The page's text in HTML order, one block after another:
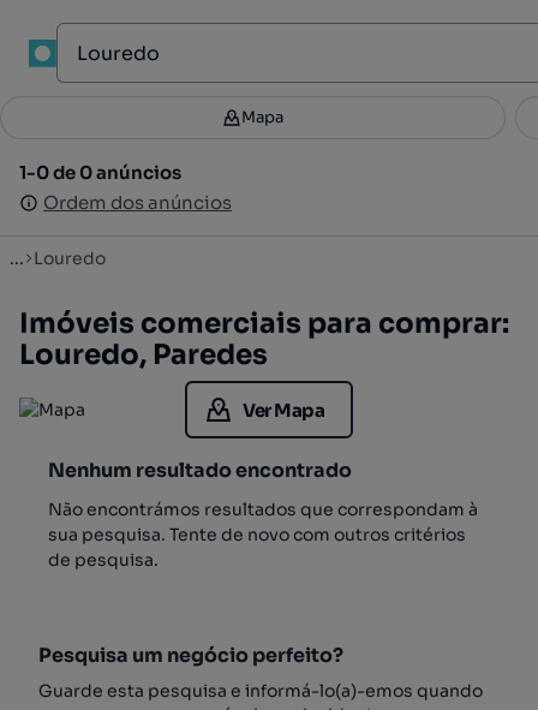
Filtros 2
1-0 de 0 anúncios
Ordem dos anúncios
Mapa
1-0 de 0 anúncios
Ordem dos anúncios
... Louredo
Imóveis comerciais para comprar:
Louredo, Paredes
Ver Mapa
Nenhum resultado encontrado
Não encontrámos resultados que correspondam à
sua pesquisa. Tente de novo com outros critérios
de pesquisa.
Pesquisa um negócio perfeito?
Guarde esta pesquisa e informá-lo(a)-emos quando